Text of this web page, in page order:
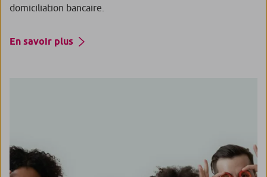
domiciliation bancaire.
En savoir plus